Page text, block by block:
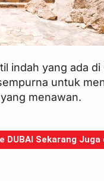
indah yang ada
untuk
menawan.
DUBAI Sekarang Juga